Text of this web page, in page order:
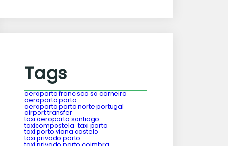
Tags
aeroporto francisco sa carneiro
aeroporto porto
aeroporto porto norte portugal
airport transfer
taxi aeroporto santiago
taxicompostela taxi porto
taxi porto viana castelo
taxi privado porto